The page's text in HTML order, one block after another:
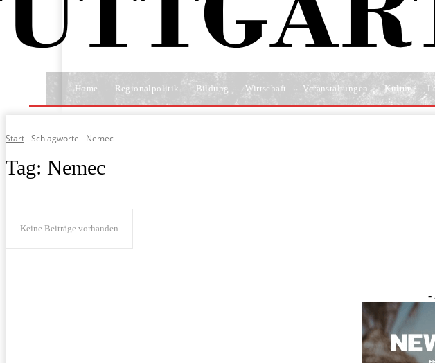
Home Regionalpolitik Bildung Wirtschaft Veranstaltungen Kultur
Start Schlagworte Nemec
Tag: Nemec
Keine Beiträge vorhanden
-